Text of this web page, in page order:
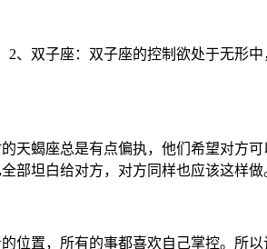
、双子座：双子座的控制欲处于无形
天蝎座总是有点偏执，他们希望对方
部坦白给对方，对方同样也应该这样做
位置，所有的事都喜欢自己掌控。所